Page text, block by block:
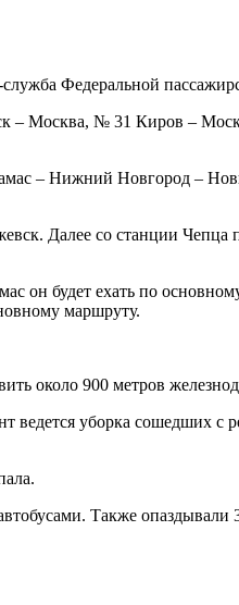
служба Федеральной
– Москва, № 31 Киров –
– Нижний Новгород –
Далее со станции Чепца
он будет ехать по
маршруту.
около 900 метров
уборка сошедших с
Также опаздывали